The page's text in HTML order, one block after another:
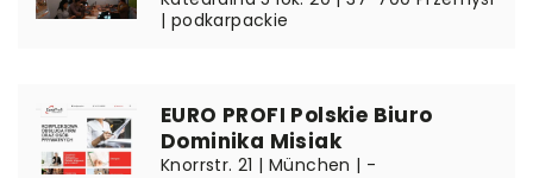
| podkarpackie
EURO PROFI Polskie Biuro
Dominika Misiak
Knorrstr. 21 | München | -